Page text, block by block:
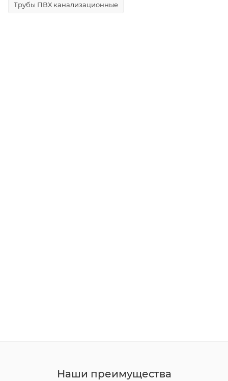
Трубы ПВХ канализационные
Наши преимущества